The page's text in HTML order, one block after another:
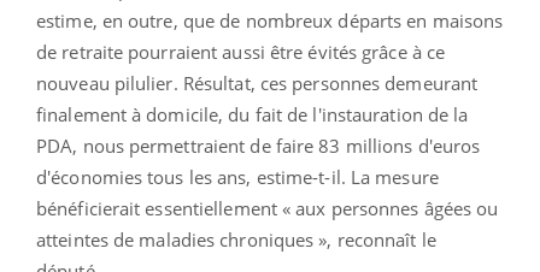
estime, en outre, que de nombreux départs en maisons
de retraite pourraient aussi être évités grâce à ce
nouveau pilulier. Résultat, ces personnes demeurant
finalement à domicile, du fait de l'instauration de la
PDA, nous permettraient de faire 83 millions d'euros
d'économies tous les ans, estime-t-il. La mesure
bénéficierait essentiellement « aux personnes âgées ou
atteintes de maladies chroniques », reconnaît le